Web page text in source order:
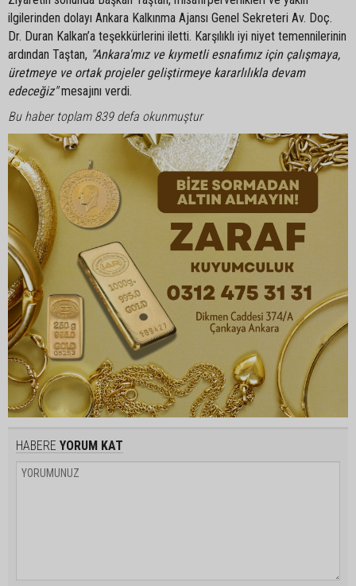
ilgilerinden dolayı Ankara Kalkınma Ajansı Genel Sekreteri Av. Doç.
Dr. Duran Kalkan’a teşekkürlerini iletti. Karşılıklı iyi niyet temennilerinin
ardından Taştan, "Ankara'mız ve kıymetli esnafımız için çalışmaya,
üretmeye ve ortak projeler geliştirmeye kararlılıkla devam
edeceğiz"mesajını verdi.
Bu haber toplam 839 defa okunmuştur
HABERE YORUM KAT